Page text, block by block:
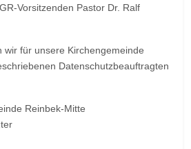
Vorsitzenden Pastor Dr. Ralf
wir für unsere Kirchengemeinde
Datenschutzbeauftragten
Reinbek-Mitte